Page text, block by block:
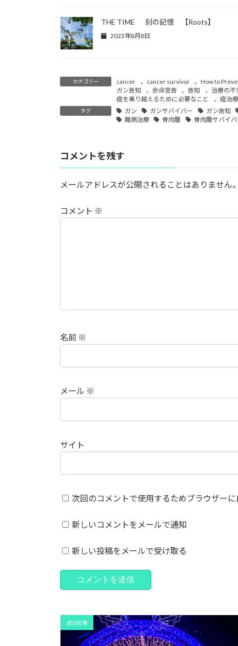
THE TIME 刻の記憶 【Roots】
2022年8月8日
カテゴリー cancer 、 cancer survivor 、How to
ガン告知
、 余命宣告 、 告知 、 治療の不
癌を乗り越えるために必要なこと
、 癌治療
タグ ガン ガンサバイバー ガン告知
難病治療
骨肉腫 骨肉腫サバイバ
コメントを残す
メールアドレスが公開されることはありません。
コメント ※
名前 ※
メール ※
サイト
次回のコメントで使用するためブラウザー
新しいコメントをメールで通知
新しい投稿をメールで受け取る
前の記事